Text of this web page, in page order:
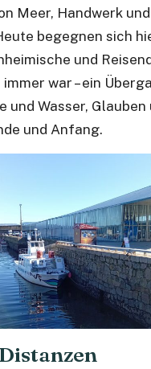
Meer, Handwerk
begegnen sich
und
war – ein
und Wasser, Glauben
und Anfang.